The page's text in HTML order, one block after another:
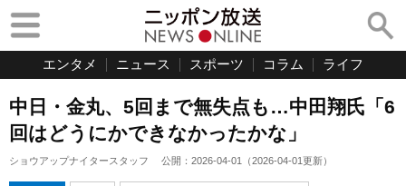
エンタメ ニュース スポーツ コラム ライフ
中日・金丸、5回まで無失点も…中田翔氏「6
回はどうにかできなかったかな」
ショウアップナイタースタッフ 公開： 2026-04-01 （2026-04-01更新）